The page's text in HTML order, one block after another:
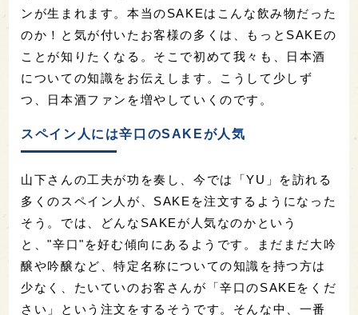
ンが生まれます。本当のSAKEはこんな飲み物だった
のか！と気が付いたお客様の多くは、もっとSAKEの
ことが知りたくなる。そこで初めて我々も、日本酒
についての知識をお伝えします。こうして少しず
つ、日本酒ファンを増やしていくのです。
スペイン人には辛口のSAKEが人気
山下さんの工夫が功を奏し、今では「YU」を訪れる
多くのスペイン人が、SAKEを注文するようになった
そう。では、どんなSAKEが人気なのかという
と、"辛口"を好む傾向にあるようです。まだまだ大吟
醸や吟醸など、特定名称についての知識を持つ方は
少なく、たいていのお客さんが「辛口のSAKEをくだ
さい」という注文をするそうです。そんな中、一番